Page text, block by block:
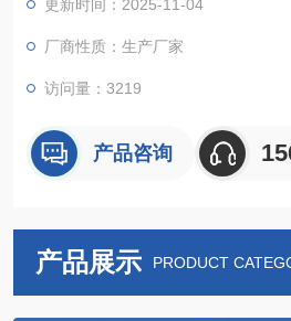
更新时间：2025-11-04
厂商性质：生产厂家
访问量：3219
产品咨询
产品展示 PRODUCT